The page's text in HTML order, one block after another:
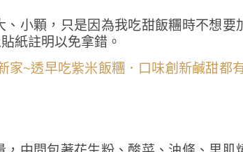
小顆，只是因為我吃甜飯糰時不想要
紙註明以免拿錯。